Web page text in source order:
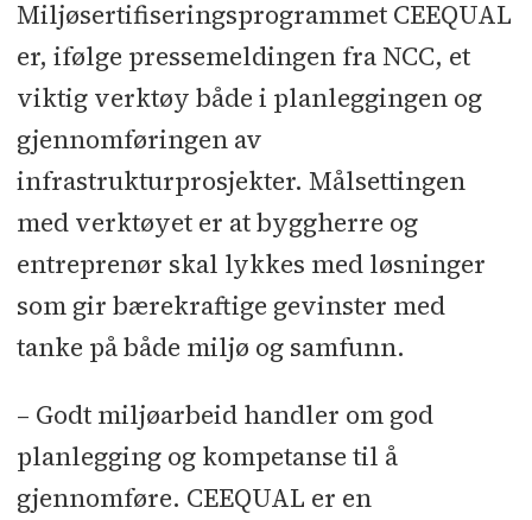
Miljøsertifiseringsprogrammet CEEQUAL
er, ifølge pressemeldingen fra NCC, et
viktig verktøy både i planleggingen og
gjennomføringen av
infrastrukturprosjekter. Målsettingen
med verktøyet er at byggherre og
entreprenør skal lykkes med løsninger
som gir bærekraftige gevinster med
tanke på både miljø og samfunn.
– Godt miljøarbeid handler om god
planlegging og kompetanse til å
gjennomføre. CEEQUAL er en